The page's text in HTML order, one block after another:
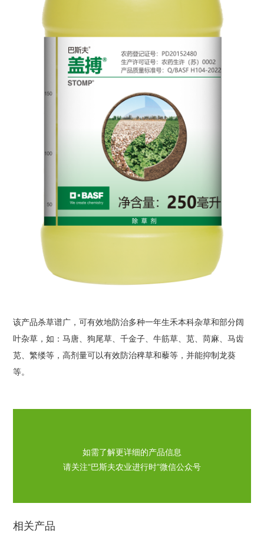
该产品杀草谱广，可有效地防治多种一年生禾本科杂草和部分阔
叶杂草，如：马唐、狗尾草、千金子、牛筋草、苋、苘麻、马齿
苋、繁缕等，高剂量可以有效防治稗草和藜等，并能抑制龙葵
等。
如需了解更详细的产品信息
请关注“巴斯夫农业进行时”微信公众号
相关产品